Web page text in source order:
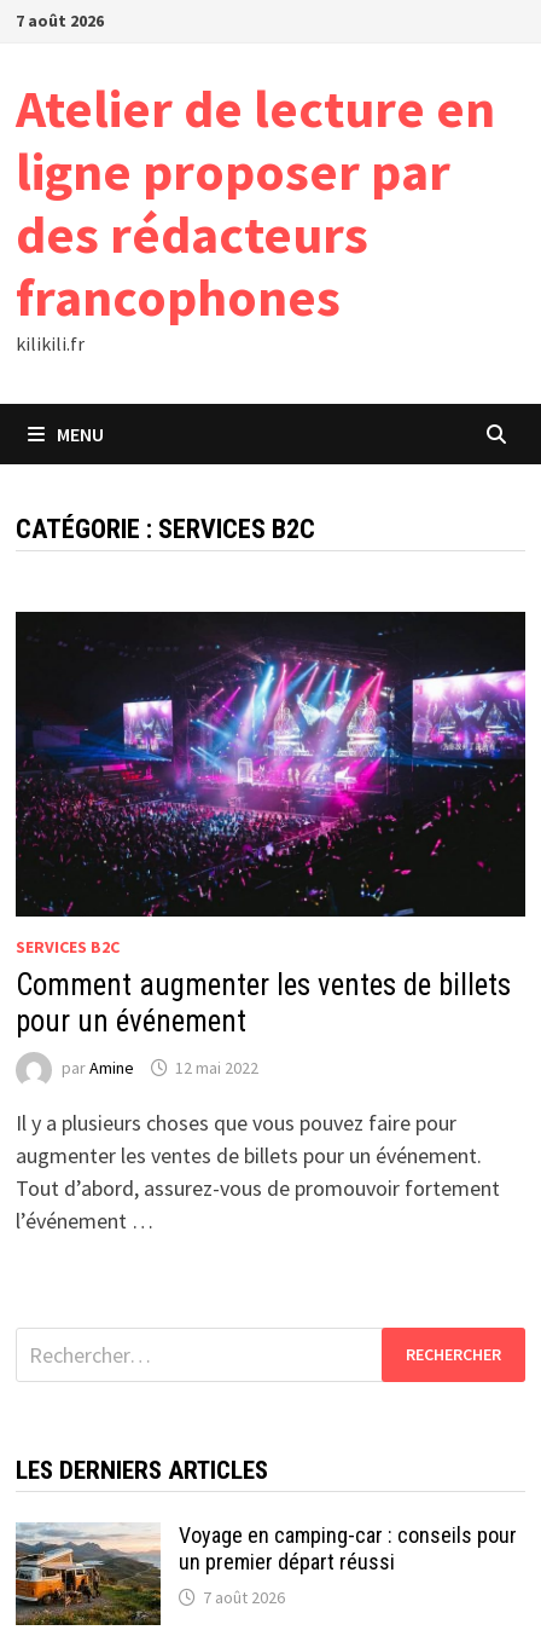
Passer
7 août 2026
Atelier de lecture en
ligne proposer par
des rédacteurs
francophones
kilikili.fr
MENU
CATÉGORIE : SERVICES B2C
SERVICES B2C
Comment augmenter les ventes de billets
pour un événement
parAmine 12 mai 2022
Il y a plusieurs choses que vous pouvez faire pour
augmenter les ventes de billets pour un événement.
Tout d’abord, assurez-vous de promouvoir fortement
l’événement …
Rechercher :
LES DERNIERS ARTICLES
Voyage en camping-car : conseils pour
un premier départ réussi
7 août 2026